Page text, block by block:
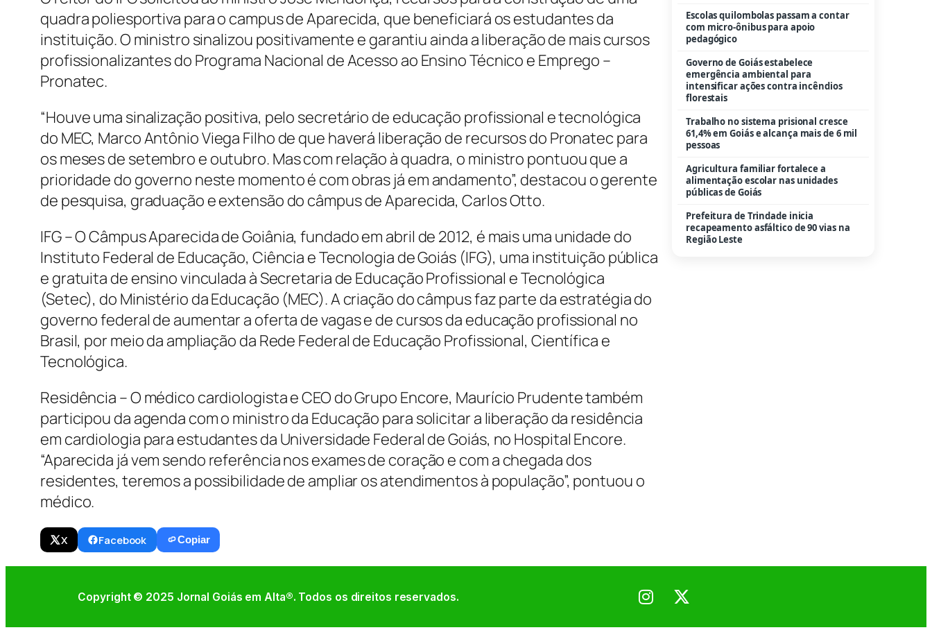
X Facebook Copiar
quadra poliesportiva para o campus de Aparecida, que beneficiará os estudantes da
instituição. O ministro sinalizou positivamente e garantiu ainda a liberação de mais cursos
profissionalizantes do Programa Nacional de Acesso ao Ensino Técnico e Emprego –
Pronatec.
“Houve uma sinalização positiva, pelo secretário de educação profissional e tecnológica
do MEC, Marco Antônio Viega Filho de que haverá liberação de recursos do Pronatec para
os meses de setembro e outubro. Mas com relação à quadra, o ministro pontuou que a
prioridade do governo neste momento é com obras já em andamento”, destacou o gerente
de pesquisa, graduação e extensão do câmpus de Aparecida, Carlos Otto.
IFG – O Câmpus Aparecida de Goiânia, fundado em abril de 2012, é mais uma unidade do
Instituto Federal de Educação, Ciência e Tecnologia de Goiás (IFG), uma instituição pública
e gratuita de ensino vinculada à Secretaria de Educação Profissional e Tecnológica
(Setec), do Ministério da Educação (MEC). A criação do câmpus faz parte da estratégia do
governo federal de aumentar a oferta de vagas e de cursos da educação profissional no
Brasil, por meio da ampliação da Rede Federal de Educação Profissional, Científica e
Tecnológica.
Residência – O médico cardiologista e CEO do Grupo Encore, Maurício Prudente também
participou da agenda com o ministro da Educação para solicitar a liberação da residência
em cardiologia para estudantes da Universidade Federal de Goiás, no Hospital Encore.
“Aparecida já vem sendo referência nos exames de coração e com a chegada dos
residentes, teremos a possibilidade de ampliar os atendimentos à população”, pontuou o
médico.
Escolas quilombolas passam a contar
com micro-ônibus para apoio
pedagógico
Governo de Goiás estabelece
emergência ambiental para
intensificar ações contra incêndios
florestais
Trabalho no sistema prisional cresce
61,4% em Goiás e alcança mais de 6 mil
pessoas
Agricultura familiar fortalece a
alimentação escolar nas unidades
públicas de Goiás
Prefeitura de Trindade inicia
recapeamento asfáltico de 90 vias na
Região Leste
Copyright © 2025 Jornal Goiás em Alta®. Todos os direitos reservados.